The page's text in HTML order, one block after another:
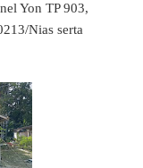
Yon TP 903,
Nias serta